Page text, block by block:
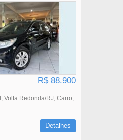
R$ 88.900
Volta Redonda/RJ Carro
Detalhes